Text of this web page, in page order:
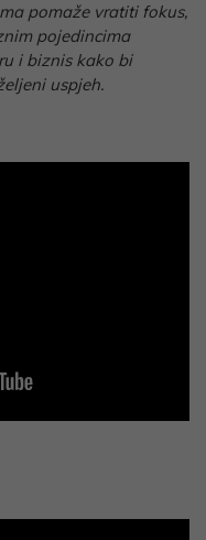
pomaže vratiti fokus,
pojedincima
i biznis kako bi
uspjeh.